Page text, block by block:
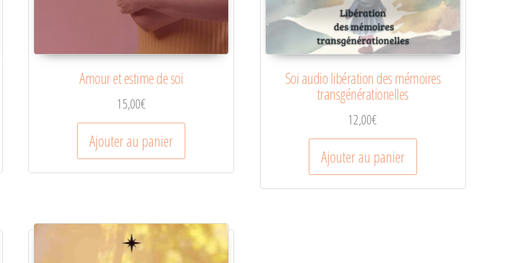
Amour et estime de soi
15,00€
Ajouter au panier
Soi audio libération des mémoires
transgénérationelles
12,00€
Ajouter au panier